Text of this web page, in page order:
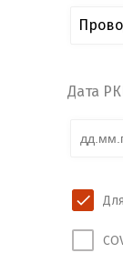
Дата